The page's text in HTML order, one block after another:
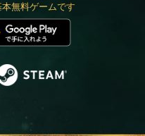
無料ゲームです